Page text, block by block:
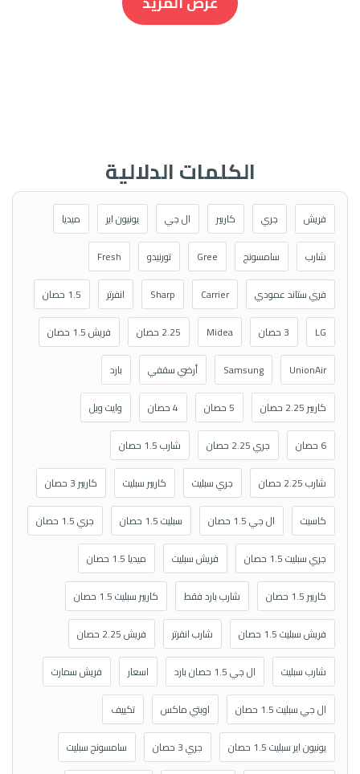
الكلمات الدلالية
فريش جري كاريير ال جي يونيون اير ميديا
شارب سامسونج Gree تورنيدو Fresh
فري ستاند عمودي Carrier
Sharp انفرتر 1.5 حصان
LG 3 حصان Midea 2.25 حصان فريش 1.5 حصان
UnionAir
Samsung أرضي سقفي بارد
كاريير 2.25 حصان 5 حصان 4 حصان وايت ويل
6 حصان جري 2.25 حصان شارب 1.5 حصان
شارب 2.25 حصان جري سبليت كاريير سبليت كاريير 3 حصان
كاسيت ال جي 1.5 حصان سبليت 1.5 حصان جري 1.5 حصان
جري سبليت 1.5 حصان فريش سبليت ميديا 1.5 حصان
كاريير 1.5 حصان شارب بارد فقط كاريير سبليت 1.5 حصان
فريش سبليت 1.5 حصان شارب انفرتر فريش 2.25 حصان
شارب سبليت ال جي 1.5 حصان بارد اسعار فريش سمارت
ال جي سبليت 1.5 حصان اوبتي ماكس تكييف
يونيون اير سبليت 1.5 حصان جري 3 حصان سامسونج سبليت